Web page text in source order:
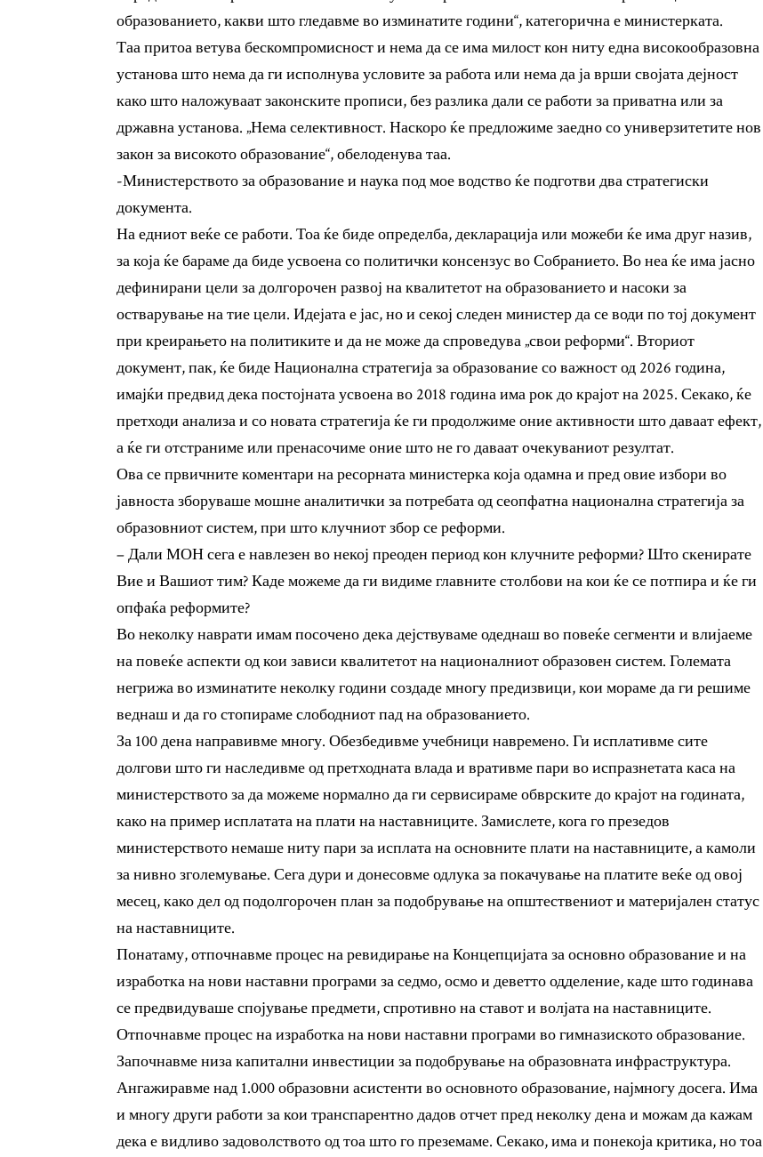
образованието, какви што гледавме во изминатите години“, категорична е министерката.
Таа притоа ветува бескомпромисност и нема да се има милост кон ниту една високообразовна
установа што нема да ги исполнува условите за работа или нема да ја врши својата дејност
како што наложуваат законските прописи, без разлика дали се работи за приватна или за
државна установа. „Нема селективност. Наскоро ќе предложиме заедно со универзитетите нов
закон за високото образование“, обелоденува таа.
-Министерството за образование и наука под мое водство ќе подготви два стратегиски
документа.
На едниот веќе се работи. Тоа ќе биде определба, декларација или можеби ќе има друг назив,
за која ќе бараме да биде усвоена со политички консензус во Собранието. Во неа ќе има јасно
дефинирани цели за долгорочен развој на квалитетот на образованието и насоки за
остварување на тие цели. Идејата е јас, но и секој следен министер да се води по тој документ
при креирањето на политиките и да не може да спроведува „свои реформи“. Вториот
документ, пак, ќе биде Национална стратегија за образование со важност од 2026 година,
имајќи предвид дека постојната усвоена во 2018 година има рок до крајот на 2025. Секако, ќе
претходи анализа и со новата стратегија ќе ги продолжиме оние активности што даваат ефект,
а ќе ги отстраниме или пренасочиме оние што не го даваат очекуваниот резултат.
Ова се првичните коментари на ресорната министерка која одамна и пред овие избори во
јавноста зборуваше мошне аналитички за потребата од сеопфатна национална стратегија за
образовниот систем, при што клучниот збор се реформи.
– Дали МОН сега е навлезен во некој преоден период кон клучните реформи? Што скенирате
Вие и Вашиот тим? Каде можеме да ги видиме главните столбови на кои ќе се потпира и ќе ги
опфаќа реформите?
Во неколку наврати имам посочено дека дејствуваме одеднаш во повеќе сегменти и влијаеме
на повеќе аспекти од кои зависи квалитетот на националниот образовен систем. Големата
негрижа во изминатите неколку години создаде многу предизвици, кои мораме да ги решиме
веднаш и да го стопираме слободниот пад на образованието.
За 100 дена направивме многу. Обезбедивме учебници навремено. Ги исплативме сите
долгови што ги наследивме од претходната влада и вративме пари во испразнетата каса на
министерството за да можеме нормално да ги сервисираме обврските до крајот на годината,
како на пример исплатата на плати на наставниците. Замислете, кога го презедов
министерството немаше ниту пари за исплата на основните плати на наставниците, а камоли
за нивно зголемување. Сега дури и донесовме одлука за покачување на платите веќе од овој
месец, како дел од подолгорочен план за подобрување на општествениот и материјален статус
на наставниците.
Понатаму, отпочнавме процес на ревидирање на Концепцијата за основно образование и на
изработка на нови наставни програми за седмо, осмо и деветто одделение, каде што годинава
се предвидуваше спојување предмети, спротивно на ставот и волјата на наставниците.
Отпочнавме процес на изработка на нови наставни програми во гимназиското образование.
Започнавме низа капитални инвестиции за подобрување на образовната инфраструктура.
Ангажиравме над 1.000 образовни асистенти во основното образование, најмногу досега. Има
и многу други работи за кои транспарентно дадов отчет пред неколку дена и можам да кажам
дека е видливо задоволството од тоа што го преземаме. Секако, има и понекоја критика, но тоа